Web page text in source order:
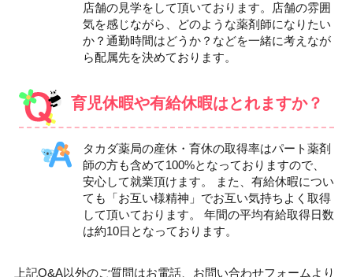
店舗の見学をして頂いております。店舗の雰囲
気を感じながら、どのような薬剤師になりたい
か？通勤時間はどうか？などを一緒に考えなが
ら配属先を決めております。
育児休暇や有給休暇はとれますか？
タカダ薬局の産休・育休の取得率はパート薬剤
師の方も含めて100%となっておりますので、
安心して就業頂けます。 また、有給休暇につい
ても「お互い様精神」でお互い気持ちよく取得
して頂いております。 年間の平均有給取得日数
は約10日となっております。
上記Q&A以外のご質問はお電話、お問い合わせフォームより